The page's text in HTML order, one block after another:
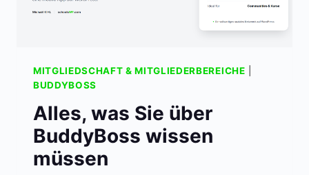
MITGLIEDSCHAFT & MITGLIEDERBEREICHE
BUDDYBOSS
Alles, was Sie über
BuddyBoss wissen
müssen